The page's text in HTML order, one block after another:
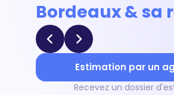
Bordeaux & sa
Estimation par un
Recevez un dossier